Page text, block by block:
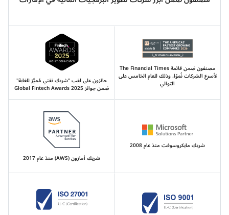
مصنفون ضمن قائمة The Financial Times
لأسرع الشركات نُموًا، وذلك للعام الخامس على
التوالي حائزون على لقب "شريك تقني مُميَّز للغاية"
ضمن جوائز Global Fintech Awards 2025
شريك مايكروسوفت منذ عام 2008
شريك أمازون (AWS) منذ عام 2017